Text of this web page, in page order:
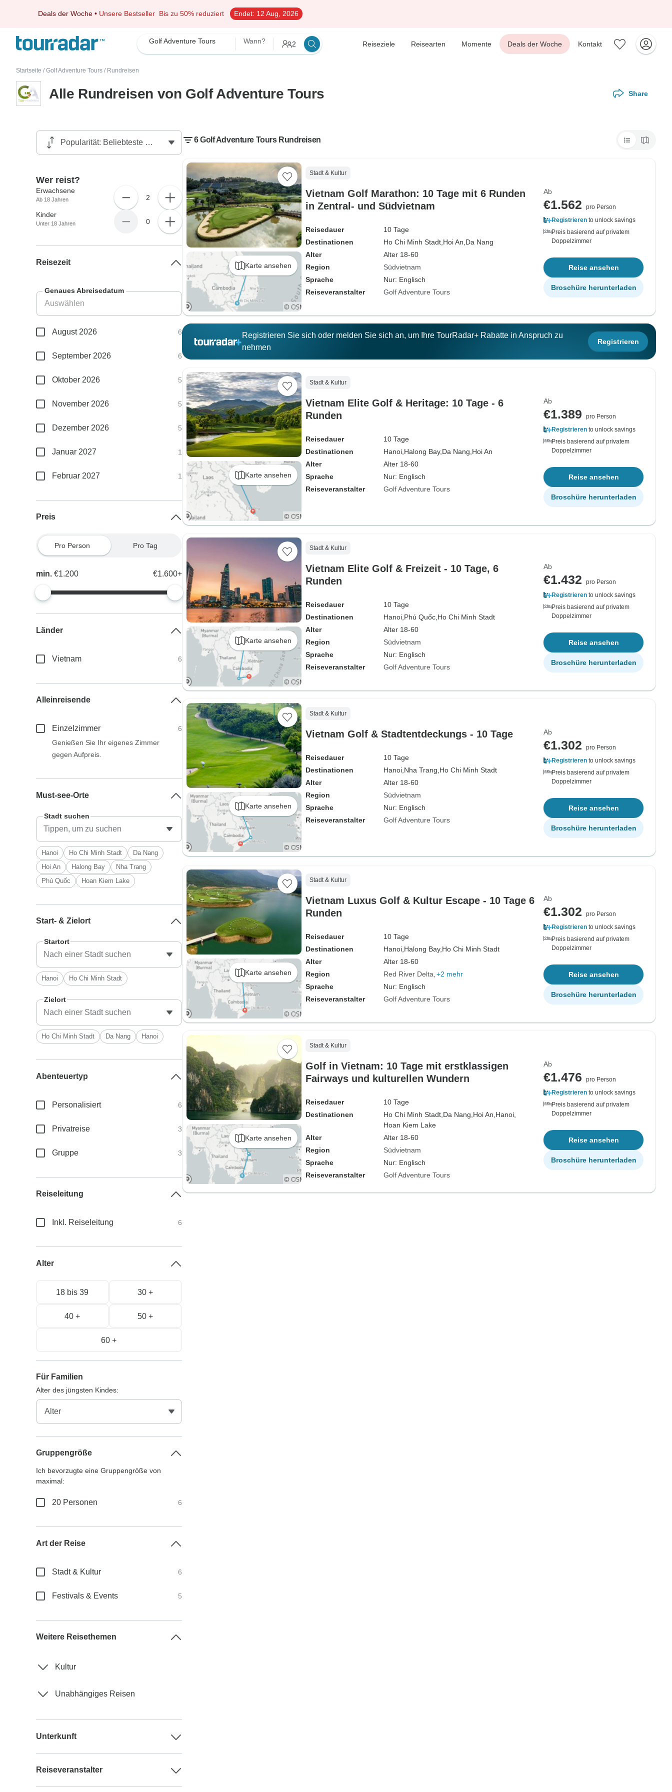
Deals der Woche • Unsere Bestseller Bis zu 50% reduziert Endet: 12 Aug, 2026
Golf Adventure Tours Wann? 2 Reiseziele Reisearten Momente Deals der Woche Kontakt
Startseite / Golf Adventure Tours / Rundreisen
Alle Rundreisen von Golf Adventure Tours Share
6 Golf Adventure Tours Rundreisen
Karte ansehen
Stadt & Kultur
Vietnam Golf Marathon: 10 Tage mit 6 Runden
in Zentral- und Südvietnam
Reisedauer
10 Tage
Destinationen
Ho Chi Minh Stadt, Hoi An, Da Nang
Alter
Alter 18-60
Region
Südvietnam
Sprache
Nur: Englisch
Reiseveranstalter
Golf Adventure Tours
Ab
€1.562
pro Person
Registrieren to unlock savings
Preis basierend auf privatem
Doppelzimmer
Reise ansehen
Broschüre herunterladen
Registrieren Sie sich oder melden Sie sich an, um Ihre TourRadar+ Rabatte in Anspruch zu
nehmen
Registrieren
Karte ansehen
Stadt & Kultur
Vietnam Elite Golf & Heritage: 10 Tage - 6
Runden
Reisedauer
10 Tage
Destinationen
Hanoi, Halong Bay, Da Nang, Hoi An
Alter
Alter 18-60
Sprache
Nur: Englisch
Reiseveranstalter
Golf Adventure Tours
Ab
€1.389
pro Person
Registrieren to unlock savings
Preis basierend auf privatem
Doppelzimmer
Reise ansehen
Broschüre herunterladen
Karte ansehen
Stadt & Kultur
Vietnam Elite Golf & Freizeit - 10 Tage, 6
Runden
Reisedauer
10 Tage
Destinationen
Hanoi, Phú Quốc, Ho Chi Minh Stadt
Alter
Alter 18-60
Region
Südvietnam
Sprache
Nur: Englisch
Reiseveranstalter
Golf Adventure Tours
Ab
€1.432
pro Person
Registrieren to unlock savings
Preis basierend auf privatem
Doppelzimmer
Reise ansehen
Broschüre herunterladen
Karte ansehen
Stadt & Kultur
Vietnam Golf & Stadtentdeckungs - 10 Tage
Reisedauer
10 Tage
Destinationen
Hanoi, Nha Trang, Ho Chi Minh Stadt
Alter
Alter 18-60
Region
Südvietnam
Sprache
Nur: Englisch
Reiseveranstalter
Golf Adventure Tours
Ab
€1.302
pro Person
Registrieren to unlock savings
Preis basierend auf privatem
Doppelzimmer
Reise ansehen
Broschüre herunterladen
Karte ansehen
Stadt & Kultur
Vietnam Luxus Golf & Kultur Escape - 10 Tage 6
Runden
Reisedauer
10 Tage
Destinationen
Hanoi, Halong Bay, Ho Chi Minh Stadt
Alter
Alter 18-60
Region
Red River Delta +2 mehr
Sprache
Nur: Englisch
Reiseveranstalter
Golf Adventure Tours
Ab
€1.302
pro Person
Registrieren to unlock savings
Preis basierend auf privatem
Doppelzimmer
Reise ansehen
Broschüre herunterladen
Karte ansehen
Stadt & Kultur
Golf in Vietnam: 10 Tage mit erstklassigen
Fairways und kulturellen Wundern
Reisedauer
10 Tage
Destinationen
Ho Chi Minh Stadt, Da Nang, Hoi An, Hanoi,
Hoan Kiem Lake
Alter
Alter 18-60
Region
Südvietnam
Sprache
Nur: Englisch
Reiseveranstalter
Golf Adventure Tours
Ab
€1.476
pro Person
Registrieren to unlock savings
Preis basierend auf privatem
Doppelzimmer
Reise ansehen
Broschüre herunterladen
Wer reist?
Erwachsene
Ab 18 Jahren 2
Kinder
Unter 18 Jahren 0
Reisezeit
Genaues Abreisedatum
August 2026 6
September 2026 6
Oktober 2026 5
November 2026 5
Dezember 2026 5
Januar 2027 1
Februar 2027 1
Preis
Pro Person Pro Tag
min.€1.200 €1.600+
Länder
Vietnam 6
Alleinreisende
Einzelzimmer
6
Genießen Sie Ihr eigenes Zimmer
gegen Aufpreis.
Must-see-Orte
Stadt suchen
Hanoi Ho Chi Minh Stadt
Da Nang
Hoi An
Halong Bay
Nha Trang
Phú Quốc
Hoan Kiem Lake
Start- & Zielort
Startort
Hanoi Ho Chi Minh Stadt
Zielort
Ho Chi Minh Stadt Da Nang Hanoi
Abenteuertyp
Personalisiert 6
Privatreise 3
Gruppe 3
Reiseleitung
Inkl. Reiseleitung 6
Alter
18 bis 39 30 +
40 + 50 +
60 +
Für Familien
Alter des jüngsten Kindes:
Gruppengröße
Ich bevorzugte eine Gruppengröße von
maximal:
20 Personen 6
Art der Reise
Stadt & Kultur 6
Festivals & Events 5
Weitere Reisethemen
Kultur
Unabhängiges Reisen
Unterkunft
Reiseveranstalter